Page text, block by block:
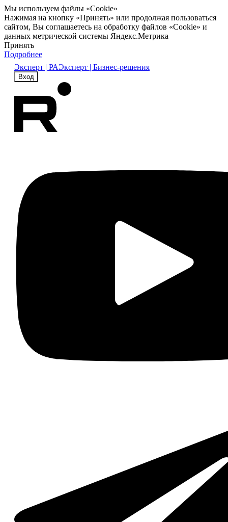
Мы используем файлы «Cookie»
Нажимая на кнопку «Принять» или продолжая пользоваться
сайтом, Вы соглашаетесь на обработку файлов «Cookie» и
данных метрической системы Яндекс.Метрика
Принять
Подробнее
Эксперт | РАЭксперт | Бизнес-решения
Вход